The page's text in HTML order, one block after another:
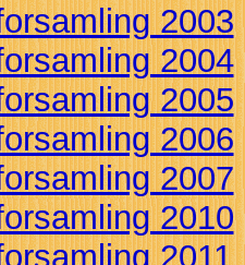
2003
2004
2005
2006
2007
2010
2011